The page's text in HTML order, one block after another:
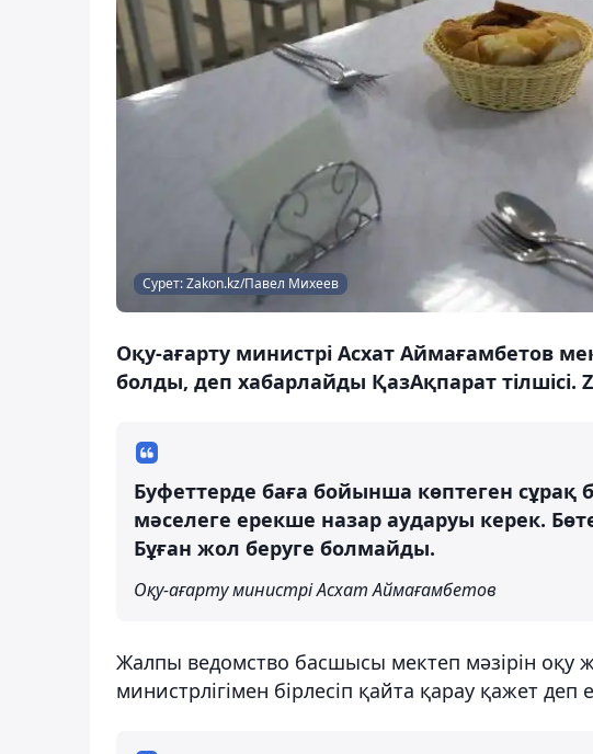
Сурет: Zakon.kz/Павел Михеев
Оқу-ағарту министрі Асхат Аймағамбетов
болды, деп хабарлайды ҚазАқпарат тілшісі.
Буфеттерде баға бойынша көптеген сұрақ
мәселеге ерекше назар аударуы керек.
Бұған жол беруге болмайды.
Оқу-ағарту министрі Асхат Аймағамбетов
Жалпы ведомство басшысы мектеп мәзірін оқу
министрлігімен бірлесіп қайта қарау қажет деп